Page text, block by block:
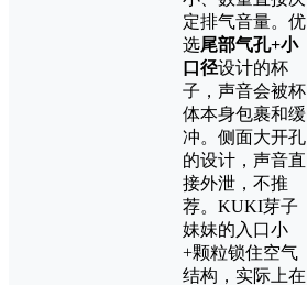
定排气音量。优
选尾部气孔+小
口径设计的杯
子，声音会被杯
体本身包裹和缓
冲。侧面大开孔
的设计，声音直
接外泄，不推
荐。KUKI芽子
妹妹的入口小
+颗粒锁住空气
结构，实际上在